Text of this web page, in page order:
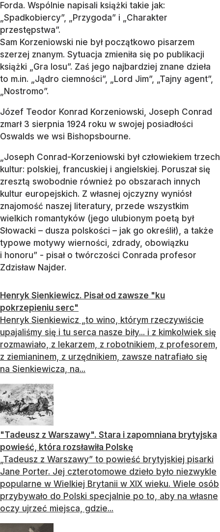
Forda. Wspólnie napisali książki takie jak:
„Spadkobiercy”, „Przygoda” i „Charakter
przestępstwa”.
Sam Korzeniowski nie był początkowo pisarzem
szerzej znanym. Sytuacja zmieniła się po publikacji
książki „Gra losu”. Zaś jego najbardziej znane dzieła
to m.in. „Jądro ciemności”, „Lord Jim”, „Tajny agent”,
„Nostromo”.
Józef Teodor Konrad Korzeniowski, Joseph Conrad
zmarł 3 sierpnia 1924 roku w swojej posiadłości
Oswalds we wsi Bishopsbourne.
„Joseph Conrad-Korzeniowski był człowiekiem trzech
kultur: polskiej, francuskiej i angielskiej. Poruszał się
zresztą swobodnie również po obszarach innych
kultur europejskich. Z własnej ojczyzny wyniósł
znajomość naszej literatury, przede wszystkim
wielkich romantyków (jego ulubionym poetą był
Słowacki – dusza polskości – jak go określił), a także
typowe motywy wierności, zdrady, obowiązku
i honoru” - pisał o twórczości Conrada profesor
Zdzisław Najder.
Henryk Sienkiewicz. Pisał od zawsze "ku
pokrzepieniu serc"
Henryk Sienkiewicz „to wino, którym rzeczywiście
upajaliśmy się i tu serca nasze biły... i z kimkolwiek się
rozmawiało, z lekarzem, z robotnikiem, z profesorem,
z ziemianinem, z urzędnikiem, zawsze natrafiało się
na Sienkiewicza, na...
"Tadeusz z Warszawy". Stara i zapomniana brytyjska
powieść, która rozsławiła Polskę
„Tadeusz z Warszawy” to powieść brytyjskiej pisarki
Jane Porter. Jej czterotomowe dzieło było niezwykle
popularne w Wielkiej Brytanii w XIX wieku. Wiele osób
przybywało do Polski specjalnie po to, aby na własne
oczy ujrzeć miejsca, gdzie...